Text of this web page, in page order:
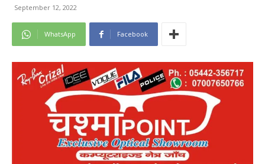
September 12, 2022
WhatsApp Facebook